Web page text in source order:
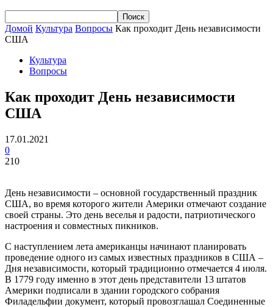
Домой Культура Вопросы Как проходит День независимости
США
Культура
Вопросы
Как проходит День независимости
США
17.01.2021
0
210
День независимости – основной государственный праздник
США, во время которого жители Америки отмечают создание
своей страны. Это день веселья и радости, патриотического
настроения и совместных пикников.
С наступлением лета американцы начинают планировать
проведение одного из самых известных праздников в США –
Дня независимости, который традиционно отмечается 4 июля.
В 1779 году именно в этот день представители 13 штатов
Америки подписали в здании городского собрания
Филадельфии документ, который провозглашал Соединенные